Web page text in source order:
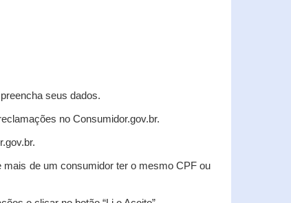
reencha seus dados.
no Consumidor.gov.br.
mais de um consumidor ter o mesmo CPF ou